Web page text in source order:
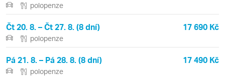
polopenze
Čt 20. 8. – Čt 27. 8. (8 dní) 17 690 Kč
polopenze
Pá 21. 8. – Pá 28. 8. (8 dní) 17 490 Kč
polopenze